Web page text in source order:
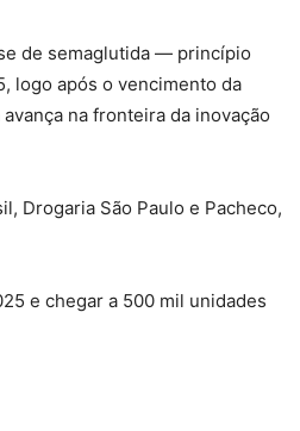
de semaglutida — princípio
logo após o vencimento da
na fronteira da inovação
Drogaria São Paulo e Pacheco,
e chegar a 500 mil unidades